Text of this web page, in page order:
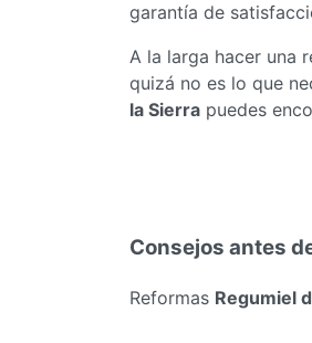
garantía de
A la larga hacer una
quizá no es lo que
la Sierra puedes
Consejos antes
Reformas Regumiel